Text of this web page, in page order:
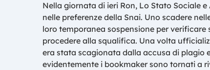
Nella giornata di ieri Ron, Lo Stato Sociale
nelle preferenze della Snai. Uno scadere
loro temporanea sospensione per
procedere alla squalifica. Una volta
era stata scagionata dalla accusa di plagio
evidentemente i bookmaker sono tornati a